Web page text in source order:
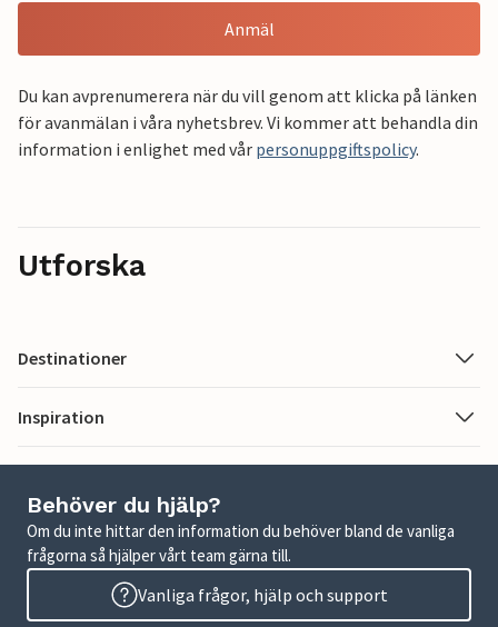
Anmäl
Du kan avprenumerera när du vill genom att klicka på länken
för avanmälan i våra nyhetsbrev. Vi kommer att behandla din
information i enlighet med vår personuppgiftspolicy.
Utforska
Destinationer
Inspiration
Behöver du hjälp?
Om du inte hittar den information du behöver bland de vanliga
frågorna så hjälper vårt team gärna till.
Vanliga frågor, hjälp och support